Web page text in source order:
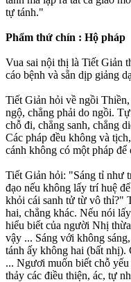
tự tánh."
Phẩm thứ chín : Hộ pháp
Vua sai nội thị là Tiết Giản
cáo bệnh và sẵn dịp giảng
Tiết Giản hỏi về ngồi
ngộ, chẳng phải do ngồi.
chỗ đi, chẳng sanh, chẳng
Các pháp đều không và
cánh không có một pháp
Tiết Giản hỏi: "Sáng tỉ như
đạo nếu không lấy trí huệ
khỏi cái sanh tử từ vô thỉ?"
hai, chẳng khác. Nếu nói
hiểu biết của người Nhị
vậy ... Sáng với không
tánh ấy không hai (bất nhị).
... Ngươi muốn biết chỗ
thảy các điều thiện, ác, tự